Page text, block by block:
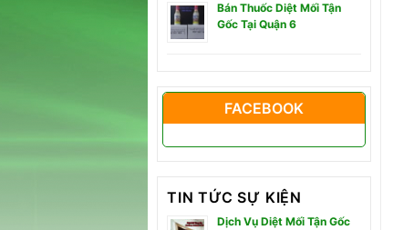
Bán Thuốc Diệt Mối Tận
Gốc Tại Quận 6
FACEBOOK
TIN TỨC SỰ KIỆN
Dịch Vụ Diệt Mối Tận Gốc